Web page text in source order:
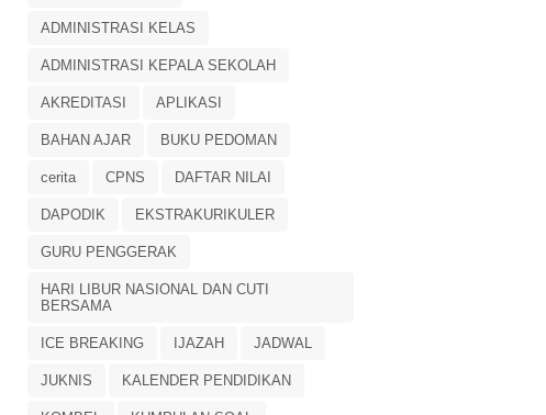
ADMINISTRASI KELAS
ADMINISTRASI KEPALA SEKOLAH
AKREDITASI APLIKASI
BAHAN AJAR BUKU PEDOMAN
cerita CPNS DAFTAR NILAI
DAPODIK EKSTRAKURIKULER
GURU PENGGERAK
HARI LIBUR NASIONAL DAN CUTI
BERSAMA
ICE BREAKING IJAZAH JADWAL
JUKNIS KALENDER PENDIDIKAN